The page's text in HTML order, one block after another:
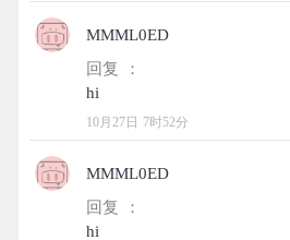
MMML0ED
回复 ：
10月27日 7时52分
MMML0ED
回复 ：